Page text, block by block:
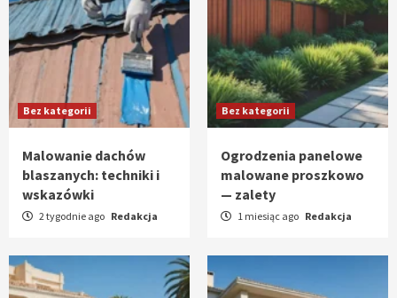
Bez kategorii
Malowanie dachów
blaszanych: techniki i
wskazówki
2 tygodnie ago Redakcja
Bez kategorii
Ogrodzenia panelowe
malowane proszkowo
— zalety
1 miesiąc ago Redakcja